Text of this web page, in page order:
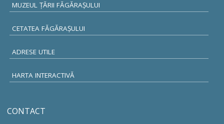
MUZEUL ŢĂRII FĂGĂRAŞULUI
CETATEA FĂGĂRAŞULUI
ADRESE UTILE
HARTA INTERACTIVĂ
CONTACT